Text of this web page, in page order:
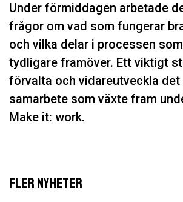
Under förmiddagen arbetade
frågor om vad som fungerar
och vilka delar i processen
tydligare framöver. Ett viktigt
förvalta och vidareutveckla det
samarbete som växte fram
Make it: work.
FLER NYHETER